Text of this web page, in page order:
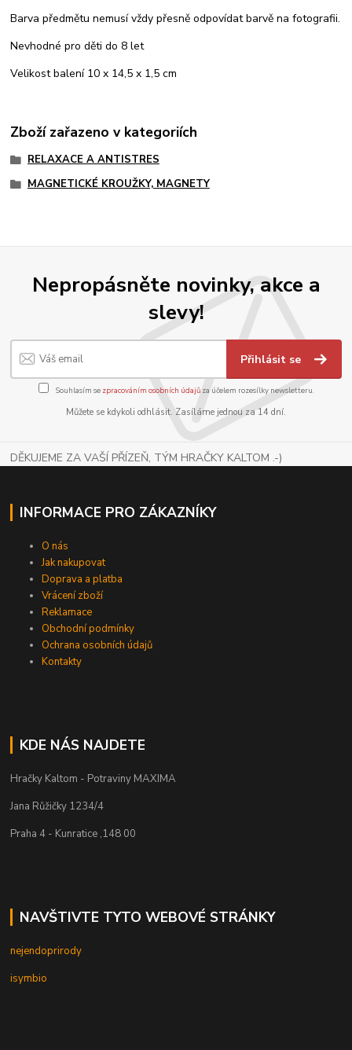
Barva předmětu nemusí vždy přesně odpovídat barvě na fotografii.
Nevhodné pro děti do 8 let
Velikost balení 10 x 14,5 x 1,5 cm
Zboží zařazeno v kategoriích
RELAXACE A ANTISTRES
MAGNETICKÉ KROUŽKY, MAGNETY
Nepropásněte novinky, akce a
slevy!
Přihlásit se
Souhlasím se zpracováním osobních údajůza účelem rozesílky newsletteru.
Můžete se kdykoli odhlásit. Zasíláme jednou za 14 dní.
DĚKUJEME ZA VAŠÍ PŘÍZEŇ, TÝM HRAČKY KALTOM .-)
INFORMACE PRO ZÁKAZNÍKY
O nás
Jak nakupovat
Doprava a platba
Vrácení zboží
Reklamace
Obchodní podmínky
Ochrana osobních údajů
Kontakty
KDE NÁS NAJDETE
Hračky Kaltom - Potraviny MAXIMA
Jana Růžičky 1234/4
Praha 4 - Kunratice ,148 00
NAVŠTIVTE TYTO WEBOVÉ STRÁNKY
nejendoprirody
isymbio